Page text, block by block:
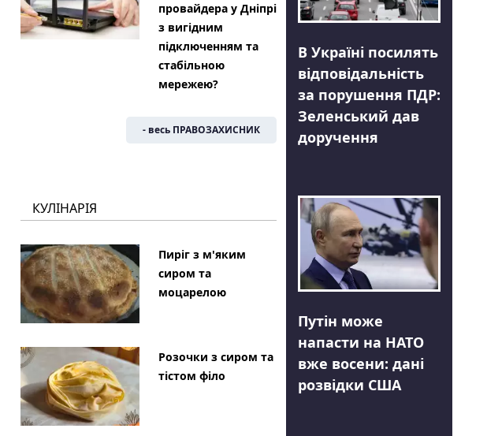
провайдера у Дніпрі
з вигідним
підключенням та
стабільною
мережею?
- весь ПРАВОЗАХИСНИК
КУЛІНАРІЯ
Пиріг з м'яким
сиром та
моцарелою
Розочки з сиром та
тістом філо
В Україні посилять
відповідальність
за порушення ПДР:
Зеленський дав
доручення
Путін може
напасти на НАТО
вже восени: дані
розвідки США